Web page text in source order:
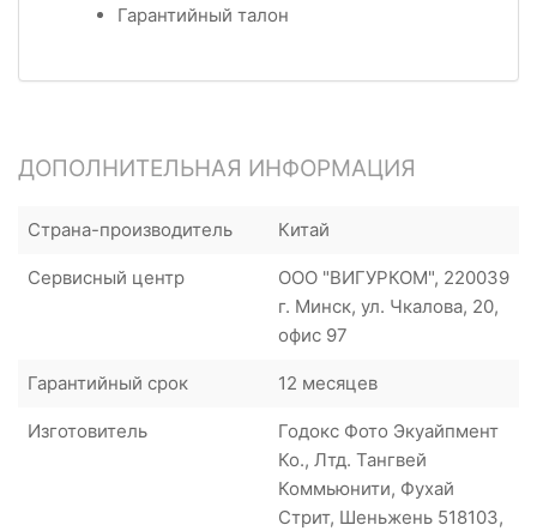
Гарантийный талон
ДОПОЛНИТЕЛЬНАЯ ИНФОРМАЦИЯ
Страна-производитель Китай
Сервисный центр
ООО "ВИГУРКОМ", 220039
г. Минск, ул. Чкалова, 20,
офис 97
Гарантийный срок 12 месяцев
Изготовитель
Годокс Фото Экуайпмент
Ко., Лтд. Тангвей
Коммьюнити, Фухай
Стрит, Шеньжень 518103,